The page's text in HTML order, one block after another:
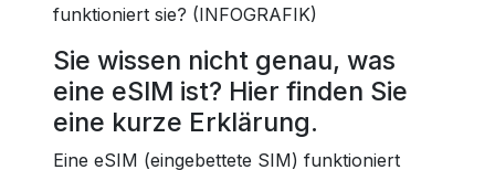
funktioniert sie? (INFOGRAFIK)
Sie wissen nicht genau, was
eine eSIM ist? Hier finden Sie
eine kurze Erklärung.
Eine eSIM (eingebettete SIM) funktioniert